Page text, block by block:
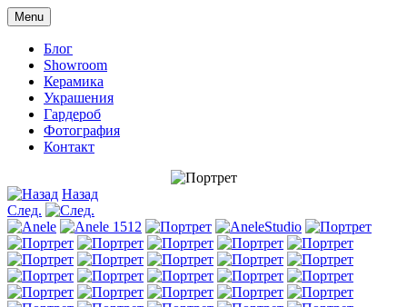
Menu
Блог
Showroom
Керамика
Украшения
Гардероб
Фотография
Контакт
Назад
След.